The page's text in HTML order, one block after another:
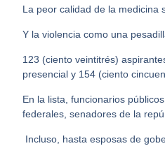
La peor calidad de la medicina
Y la violencia como una
123 (ciento veintitrés)
presencial y 154 (ciento
En la lista, funcionarios
federales, senadores de la
Incluso, hasta esposas de